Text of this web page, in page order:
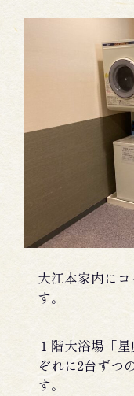
大江本家内に
す。
１階大浴場「
ぞれに2台ずつ
す。